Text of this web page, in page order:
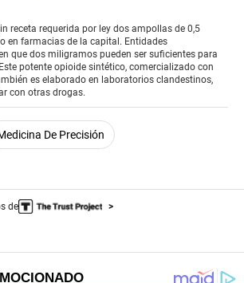
receta requerida por ley dos ampollas de 0,5
en farmacias de la capital. Entidades
que dos miligramos pueden ser suficientes para
potente opioide sintético, comercializado con
es elaborado en laboratorios clandestinos,
con otras drogas.
De Precisión
de